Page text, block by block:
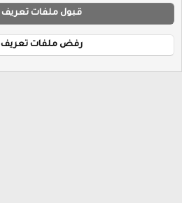
سياسة
الرئيسية
S
®
قبول ملفات تعريف
رفض ملفات تعريف